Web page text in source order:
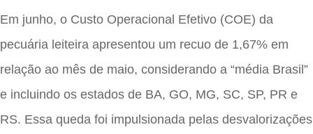
Em junho, o Custo Operacional Efetivo (COE) da
pecuária leiteira apresentou um recuo de 1,67% em
relação ao mês de maio, considerando a “média Brasil”
e incluindo os estados de BA, GO, MG, SC, SP, PR e
RS. Essa queda foi impulsionada pelas desvalorizações